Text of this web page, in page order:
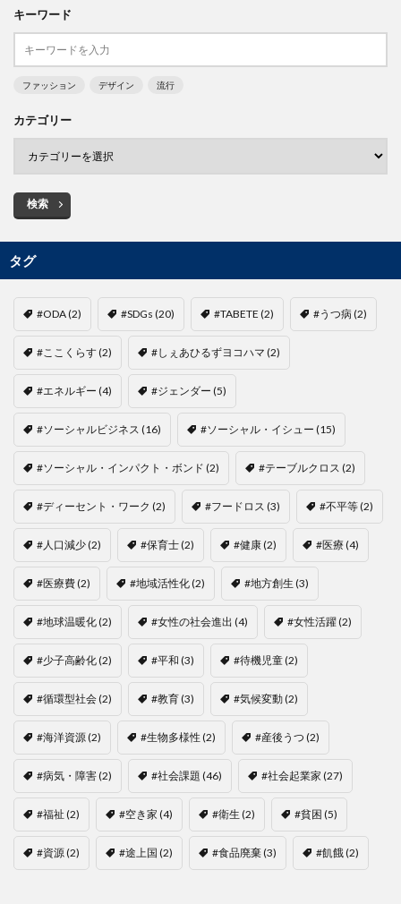
キーワード
ファッション デザイン 流行
カテゴリー
検索
タグ
#ODA(2) #SDGs (20) #TABETE (2) #うつ病(2)
#ここくらす(2) #しぇあひるずヨコハマ (2)
#エネルギー (4) #ジェンダー (5)
#ソーシャルビジネス (16) #ソーシャル・イシュー (15)
#ソーシャル・インパクト・ボンド (2) #テーブルクロス (2)
#ディーセント・ワーク (2) #フードロス (3) #不平等(2)
#人口減少(2) #保育士(2) #健康(2) #医療(4)
#医療費(2) #地域活性化(2) #地方創生 (3)
#地球温暖化(2) #女性の社会進出 (4) #女性活躍(2)
#少子高齢化(2) #平和 (3) #待機児童(2)
#循環型社会(2) #教育(3) #気候変動(2)
#海洋資源(2) #生物多様性(2) #産後うつ (2)
#病気・障害(2) #社会課題 (46) #社会起業家 (27)
#福祉 (2) #空き家 (4) #衛生 (2) #貧困 (5)
#資源(2) #途上国 (2) #食品廃棄(3) #飢餓 (2)